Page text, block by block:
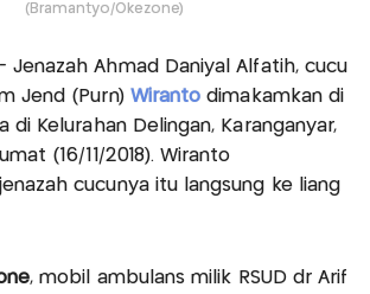
(Bramantyo/Okezone)
Jenazah Ahmad Daniyal Alfatih, cucu
Jend (Purn) Wirantodimakamkan di
di Kelurahan Delingan, Karanganyar,
(16/11/2018). Wiranto
cucunya itu langsung ke liang
, mobil ambulans milik RSUD dr Arif